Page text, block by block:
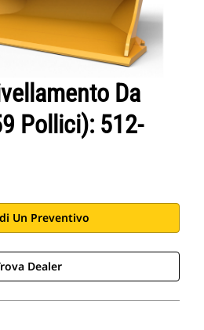
Da
Pollici): 512-
Un Preventivo
Dealer